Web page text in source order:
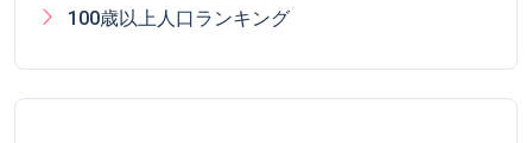
100歳以上人口ランキング